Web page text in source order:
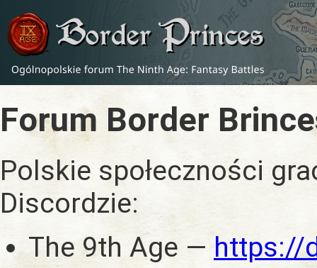
Forum Border
Polskie społeczności
Discordzie:
The 9th Age —https://